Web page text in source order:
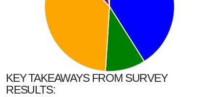
KEY TAKEAWAYS FROM SURVEY
RESULTS: